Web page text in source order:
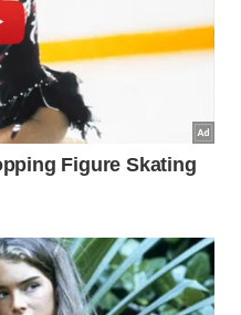
em Buenos Aires -
quanto outros destinos
viajam no Ano